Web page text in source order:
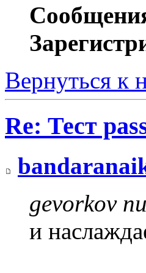
Вернуться к
Re: Тест
gevorkov
и